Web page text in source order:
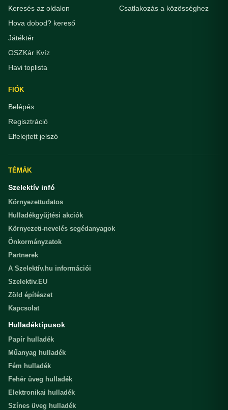
Keresés az oldalon
Hova dobod? kereső
Játéktér
OSZKár Kvíz
Havi toplista
Csatlakozás a közösséghez
FIÓK
Belépés
Regisztráció
Elfelejtett jelszó
TÉMÁK
Szelektív infó
Környezettudatos
Hulladékgyűjtési akciók
Környezeti-nevelés segédanyagok
Önkormányzatok
Partnerek
A Szelektív.hu információi
Szelektiv.EU
Zöld építészet
Kapcsolat
Hulladéktípusok
Papír hulladék
Műanyag hulladék
Fém hulladék
Fehér üveg hulladék
Elektronikai hulladék
Színes üveg hulladék